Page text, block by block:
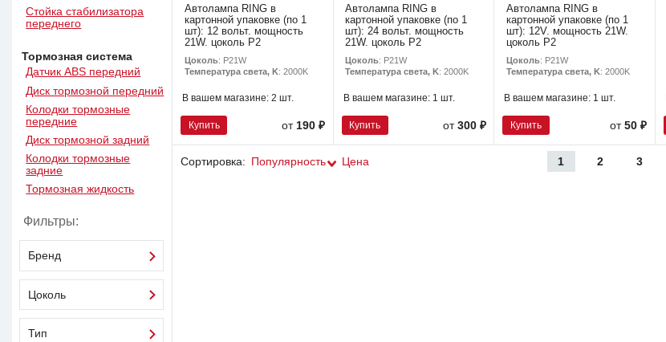
Стойка стабилизатора
переднего
Тормозная система
Датчик ABS передний
Диск тормозной передний
Колодки тормозные
передние
Диск тормозной задний
Колодки тормозные
задние
Тормозная жидкость
Фильтры:
Бренд
Цоколь
Тип
Автолампа RING в
картонной упаковке (по 1
шт): 12 вольт. мощность
21W. цоколь P2
Цоколь: P21W
Температура света, K: 2000K
В вашем магазине: 2 шт.
Купить от190 ₽
Автолампа RING в
картонной упаковке (по 1
шт): 24 вольт. мощность
21W. цоколь P2
Цоколь: P21W
Температура света, K: 2000K
В вашем магазине: 1 шт.
Купить от 300 ₽
Автолампа RING в
картонной упаковке (по 1
шт): 12V. мощность 21W.
цоколь P2
Цоколь: P21W
Температура света, K: 2000K
В вашем магазине: 1 шт.
Купить от50 ₽
Сортировка: Популярность Цена 1 2 3